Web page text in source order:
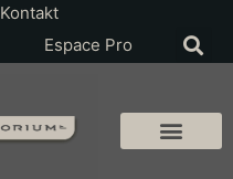
Kontakt
Espace Pro